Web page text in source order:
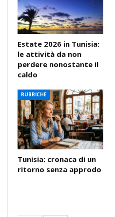
Estate 2026 in Tunisia:
le attività da non
perdere nonostante il
caldo
RUBRICHE
Tunisia: cronaca di un
ritorno senza approdo